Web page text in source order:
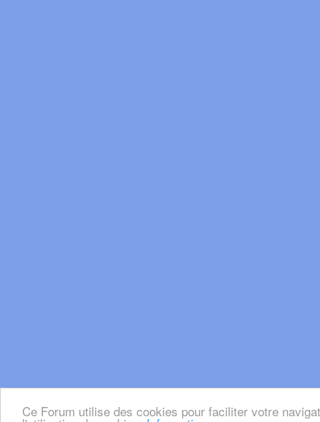
Ce Forum utilise des cookies pour faciliter votre